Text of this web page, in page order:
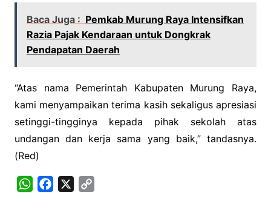
Baca Juga : Pemkab Murung Raya Intensifkan
Razia Pajak Kendaraan untuk Dongkrak
Pendapatan Daerah
“Atas nama Pemerintah Kabupaten Murung Raya,
kami menyampaikan terima kasih sekaligus apresiasi
setinggi-tingginya kepada pihak sekolah atas
undangan dan kerja sama yang baik,” tandasnya.
(Red)
W